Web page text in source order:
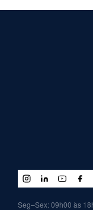
Seg–Sex: 09h00 às